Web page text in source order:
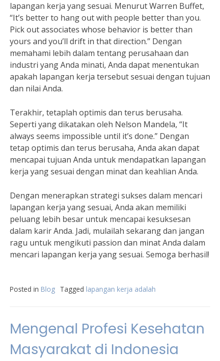
lapangan kerja yang sesuai. Menurut Warren Buffet,
“It’s better to hang out with people better than you.
Pick out associates whose behavior is better than
yours and you’ll drift in that direction.” Dengan
memahami lebih dalam tentang perusahaan dan
industri yang Anda minati, Anda dapat menentukan
apakah lapangan kerja tersebut sesuai dengan tujuan
dan nilai Anda.
Terakhir, tetaplah optimis dan terus berusaha.
Seperti yang dikatakan oleh Nelson Mandela, “It
always seems impossible until it’s done.” Dengan
tetap optimis dan terus berusaha, Anda akan dapat
mencapai tujuan Anda untuk mendapatkan lapangan
kerja yang sesuai dengan minat dan keahlian Anda.
Dengan menerapkan strategi sukses dalam mencari
lapangan kerja yang sesuai, Anda akan memiliki
peluang lebih besar untuk mencapai kesuksesan
dalam karir Anda. Jadi, mulailah sekarang dan jangan
ragu untuk mengikuti passion dan minat Anda dalam
mencari lapangan kerja yang sesuai. Semoga berhasil!
Posted in Blog Tagged lapangan kerja adalah
Mengenal Profesi Kesehatan
Masyarakat di Indonesia